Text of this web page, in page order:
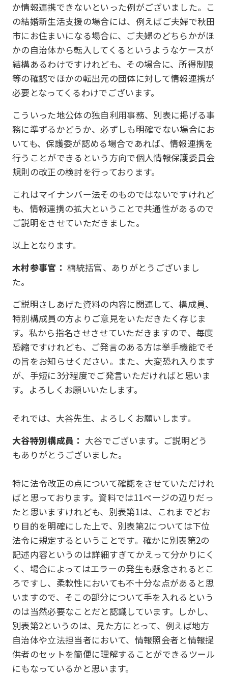
か情報連携できないといった例がございました。こ
の結婚新生活支援の場合には、例えばご夫婦で秋田
市にお住まいになる場合に、ご夫婦のどちらかがほ
かの自治体から転入してくるというようなケースが
結構あるわけですけれども、その場合に、所得制限
等の確認でほかの転出元の団体に対して情報連携が
必要となってくるわけでございます。
こういった地公体の独自利用事務、別表に掲げる事
務に準ずるかどうか、必ずしも明確でない場合にお
いても、保護委が認める場合であれば、情報連携を
行うことができるという方向で個人情報保護委員会
規則の改正の検討を行っております。
これはマイナンバー法そのものではないですけれど
も、情報連携の拡大ということで共通性があるので
ご説明をさせていただきました。
以上となります。
木村参事官： 楠統括官、ありがとうございまし
た。
ご説明さしあげた資料の内容に関連して、構成員、
特別構成員の方よりご意見をいただきたく存じま
す。私から指名させさせていただきますので、毎度
恐縮ですけれども、ご発言のある方は挙手機能でそ
の旨をお知らせください。また、大変恐れ入ります
が、手短に3分程度でご発言いただければと思いま
す。よろしくお願いいたします。
それでは、大谷先生、よろしくお願いします。
大谷特別構成員： 大谷でございます。ご説明どう
もありがとうございました。
特に法令改正の点について確認をさせていただけれ
ばと思っております。資料では11ページの辺りだっ
たと思いますけれども、別表第1は、これまでどお
り目的を明確にした上で、別表第2については下位
法令に規定するということです。確かに別表第2の
記述内容というのは詳細すぎてかえって分かりにく
く、場合によってはエラーの発生も懸念されるとこ
ろですし、柔軟性においても不十分な点があると思
いますので、そこの部分について手を入れるという
のは当然必要なことだと認識しています。しかし、
別表第2というのは、見た方にとって、例えば地方
自治体や立法担当者において、情報照会者と情報提
供者のセットを簡便に理解することができるツール
にもなっているかと思います。